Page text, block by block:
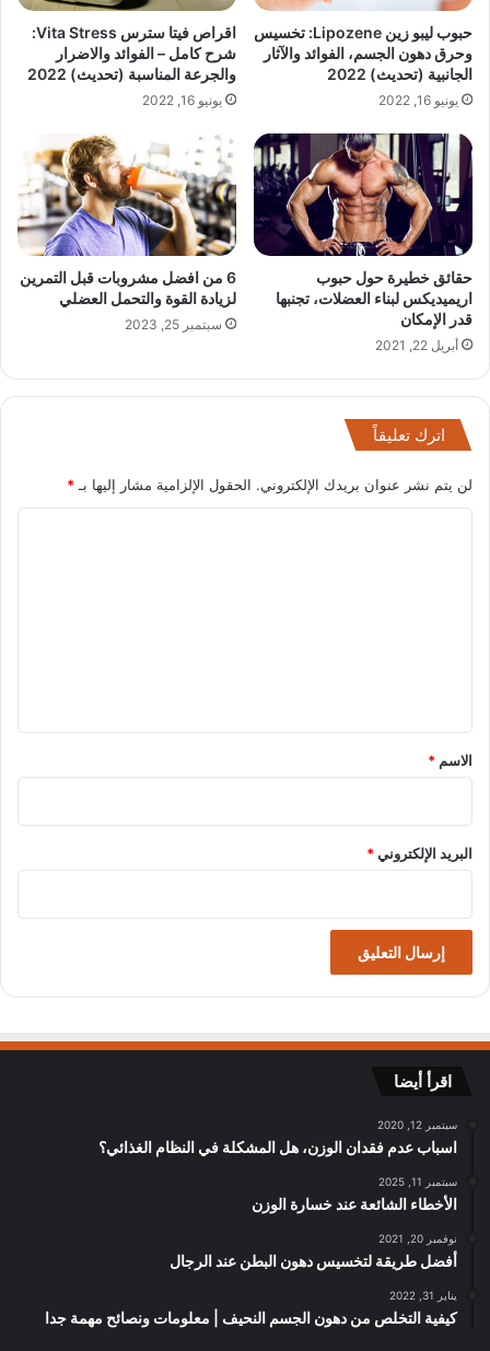
حبوب ليبو زين Lipozene: تخسيس
وحرق دهون الجسم، الفوائد والآثار
الجانبية (تحديث) 2022
يونيو 16, 2022
اقراص فيتا سترس Vita Stress:
شرح كامل – الفوائد والاضرار
والجرعة المناسبة (تحديث) 2022
يونيو 16, 2022
حقائق خطيرة حول حبوب
اريميديكس لبناء العضلات، تجنبها
قدر الإمكان
أبريل 22, 2021
6 من افضل مشروبات قبل التمرين
لزيادة القوة والتحمل العضلي
سبتمبر 25, 2023
اترك تعليقاً
لن يتم نشر عنوان بريدك الإلكتروني. الحقول الإلزامية مشار إليها بـ*
*
الاسم *
البريد الإلكتروني*
اقرأ أيضا
سبتمبر 12, 2020
اسباب عدم فقدان الوزن، هل المشكلة في النظام الغذائي؟
سبتمبر 11, 2025
الأخطاء الشائعة عند خسارة الوزن
نوفمبر 20, 2021
أفضل طريقة لتخسيس دهون البطن عند الرجال
يناير 31, 2022
كيفية التخلص من دهون الجسم النحيف | معلومات ونصائح مهمة جدا